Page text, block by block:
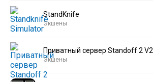
StandKnife
Экшены
Приватный сервер Standoff 2 V2
Экшены